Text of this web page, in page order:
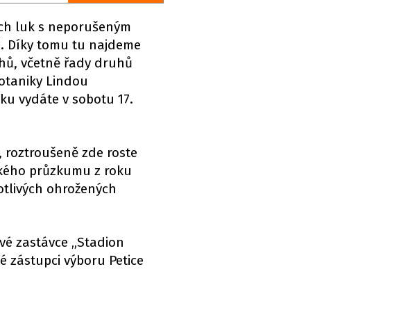
luk s neporušeným
Díky tomu tu najdeme
včetně řady druhů
Lindou
vydáte v sobotu 17.
zde roste
průzkumu z roku
ohrožených
zastávce „Stadion
zástupci výboru Petice